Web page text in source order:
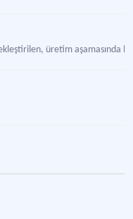
üretim aşamasında